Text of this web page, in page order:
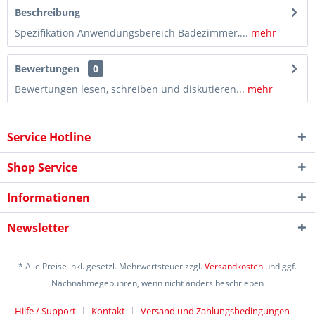
Beschreibung
Spezifikation Anwendungsbereich Badezimmer,... mehr
Bewertungen
0
Bewertungen lesen, schreiben und diskutieren... mehr
Service Hotline
Shop Service
Informationen
Newsletter
* Alle Preise inkl. gesetzl. Mehrwertsteuer zzgl.Versandkosten und ggf.
Nachnahmegebühren, wenn nicht anders beschrieben
Hilfe / Support Kontakt Versand und Zahlungsbedingungen